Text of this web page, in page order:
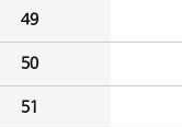
49
50
51